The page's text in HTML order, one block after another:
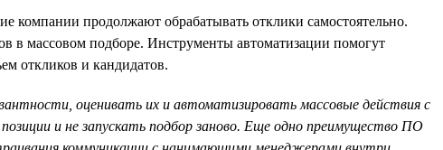
компании продолжают обрабатывать отклики самостоятельно.
в массовом подборе. Инструменты автоматизации помогут
откликов и кандидатов.
оценивать их и автоматизировать массовые действия с
и не запускать подбор заново. Еще одно преимущество ПО